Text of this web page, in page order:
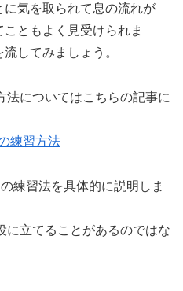
気を取られて息の流れが
ともよく見受けられま
してみましょう。
法についてはこちらの記事に
練習方法
練習法を具体的に説明しま
に立てることがあるのではな